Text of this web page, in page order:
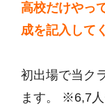
高校だけやっ
成を記入して
初出場で当ク
ます。 ※6,7